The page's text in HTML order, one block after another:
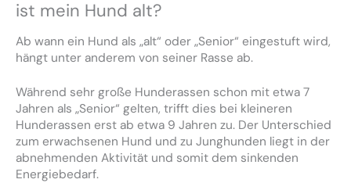
ist mein Hund alt?
Ab wann ein Hund als „alt“ oder „Senior“ eingestuft wird,
hängt unter anderem von seiner Rasse ab.
Während sehr große Hunderassen schon mit etwa 7
Jahren als „Senior“ gelten, trifft dies bei kleineren
Hunderassen erst ab etwa 9 Jahren zu. Der Unterschied
zum erwachsenen Hund und zu Junghunden liegt in der
abnehmenden Aktivität und somit dem sinkenden
Energiebedarf.